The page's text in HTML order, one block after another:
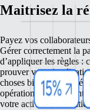
Maitrisez la
Payez vos
Gérer correctement la
d’appliquer les règles :
prouver votre
choses bien, vous
opérations de votre
votre activité se